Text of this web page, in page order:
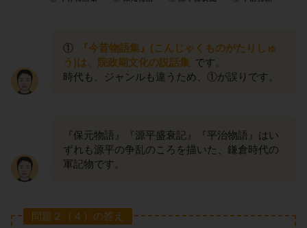
①
『今昔物語集』(こんじゃくものがたりしゅ
う)は、院政期文化の説話集 です。
時代も、ジャンルも違うため、①が誤りです。
『保元物語』『源平盛衰記』『平治物語』はい
ずれも源平の争乱のころを描いた、鎌倉時代の
軍記物です。
問題２（４）の答え